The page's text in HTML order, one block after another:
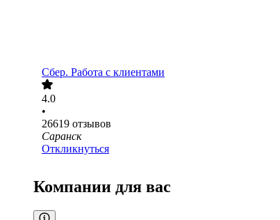
Сбер. Работа с клиентами
4.0
•
26619 отзывов
Саранск
Откликнуться
Компании для вас